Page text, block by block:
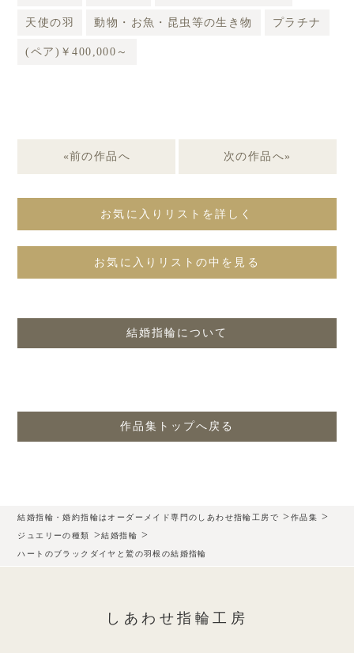
天使の羽 動物・お魚・昆虫等の生き物 プラチナ
(ペア)￥400,000～
«前の作品へ 次の作品へ»
お気に入りリストを詳しく
お気に入りリストの中を見る
結婚指輪について
作品集トップへ戻る
結婚指輪・婚約指輪はオーダーメイド専門のしあわせ指輪工房で > 作品集 >
ジュエリーの種類 >結婚指輪 >
ハートのブラックダイヤと鷲の羽根の結婚指輪
しあわせ指輪工房